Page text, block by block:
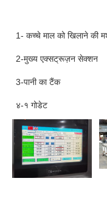
1- कच्चे माल को खिलाने की
2-मुख्य एक्सट्रूज़न सेक्शन
3-पानी का टैंक
४-१ गोडेट